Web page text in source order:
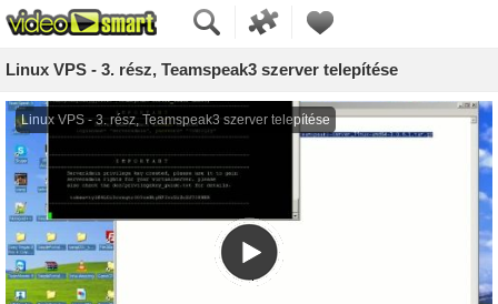
Linux VPS - 3. rész, Teamspeak3 szerver telepítése